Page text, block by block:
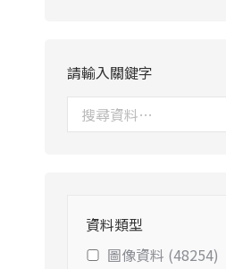
請輸入關鍵字
資料類型
圖像資料 (48254)